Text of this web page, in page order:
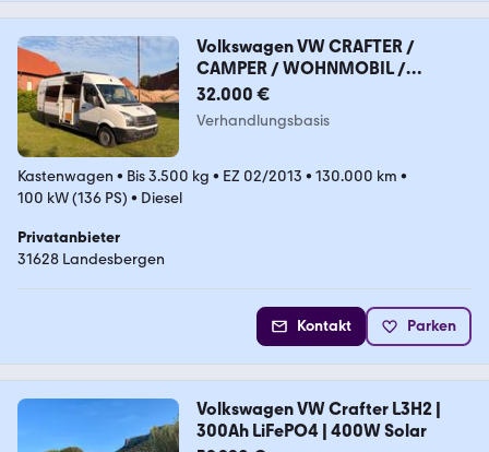
Volkswagen VW CRAFTER /
CAMPER / WOHNMOBIL /
SELBSTAUSBAU
32.000 €
Verhandlungsbasis
Kastenwagen • Bis 3.500 kg • EZ 02/2013 • 130.000 km •
100 kW (136 PS) • Diesel
Privatanbieter
31628 Landesbergen
Kontakt Parken
Volkswagen VW Crafter L3H2 |
300Ah LiFePO4 | 400W Solar